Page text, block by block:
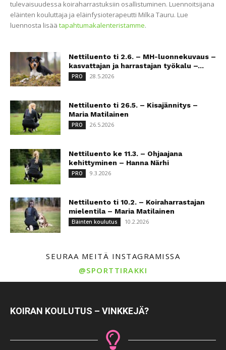
tulevaisuudessa koiraharrastuksiin osallistuminen. Luennoitsijana
eläinten kouluttaja ja eläinfysioterapeutti Milka Tauru. Lue
luennosta lisää tapahtumakalenteristamme.
Nettiluento ti 2.6. – MH-luonnekuvaus –
kasvattajan ja harrastajan työkalu –...
PRO 28.5.2026
Nettiluento ti 26.5. – Kisajännitys –
Maria Matilainen
PRO 26.5.2026
Nettiluento ke 11.3. – Ohjaajana
kehittyminen – Hanna Närhi
PRO 9.3.2026
Nettiluento ti 10.2. – Koiraharrastajan
mielentila – Maria Matilainen
Eläinten koulutus 10.2.2026
SEURAA MEITÄ INSTAGRAMISSA
@SPORTTIRAKKI
KOIRAN KOULUTUS – VINKKEJÄ?